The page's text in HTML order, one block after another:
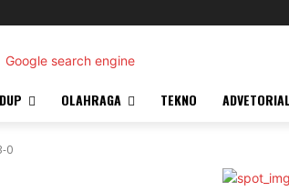
OLAHRAGA TEKNO ADVETORIAL
0